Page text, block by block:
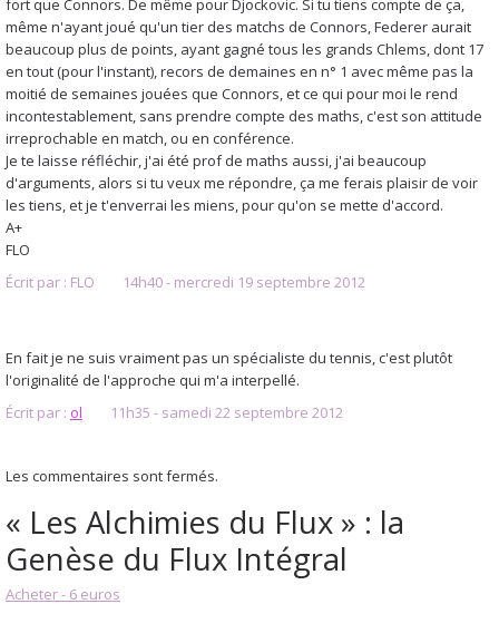
fort que Connors. De même pour Djockovic. Si tu tiens compte de ça,
même n'ayant joué qu'un tier des matchs de Connors, Federer aurait
beaucoup plus de points, ayant gagné tous les grands Chlems, dont 17
en tout (pour l'instant), recors de demaines en n° 1 avec même pas la
moitié de semaines jouées que Connors, et ce qui pour moi le rend
incontestablement, sans prendre compte des maths, c'est son attitude
irreprochable en match, ou en conférence.
Je te laisse réfléchir, j'ai été prof de maths aussi, j'ai beaucoup
d'arguments, alors si tu veux me répondre, ça me ferais plaisir de voir
les tiens, et je t'enverrai les miens, pour qu'on se mette d'accord.
A+
FLO
Écrit par : FLO 14h40- mercredi 19 septembre 2012
En fait je ne suis vraiment pas un spécialiste du tennis, c'est plutôt
l'originalité de l'approche qui m'a interpellé.
Écrit par : ol 11h35 - samedi 22 septembre 2012
Les commentaires sont fermés.
« Les Alchimies du Flux » : la
Genèse du Flux Intégral
Acheter - 6 euros